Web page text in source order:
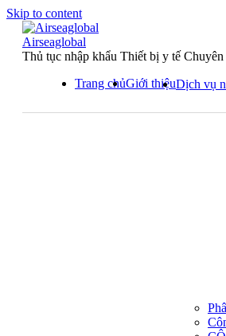
Skip to content
Airseaglobal
Thủ tục nhập khẩu Thiết bị y tế
Trang chủGiới thiệuDịch vụ